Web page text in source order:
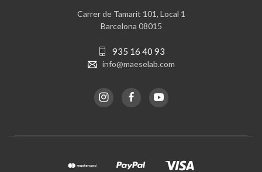
Carrer de Tamarit 101, Local 1
Barcelona 08015
935 16 40 93
info@maeselab.com